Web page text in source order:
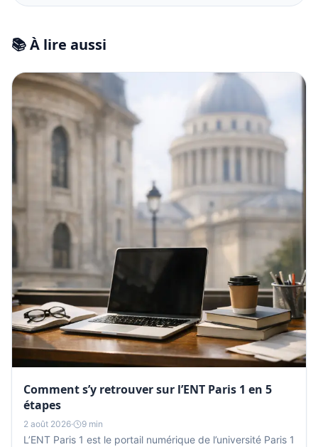
📚 À lire aussi
Comment s’y retrouver sur l’ENT Paris 1 en 5
étapes
2 août 2026· 9 min
L’ENT Paris 1 est le portail numérique de l’université Paris 1